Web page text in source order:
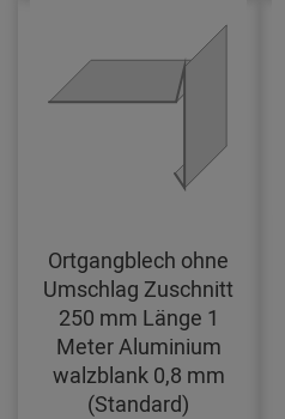
Ortgangblech ohne
Umschlag Zuschnitt
250 mm Länge 1
Meter Aluminium
walzblank 0,8 mm
(Standard)